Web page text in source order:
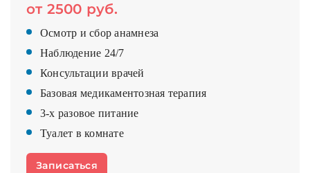
от 2500 руб.
Осмотр и сбор анамнеза
Наблюдение 24/7
Консультации врачей
Базовая медикаментозная терапия
3-х разовое питание
Туалет в комнате
Записаться